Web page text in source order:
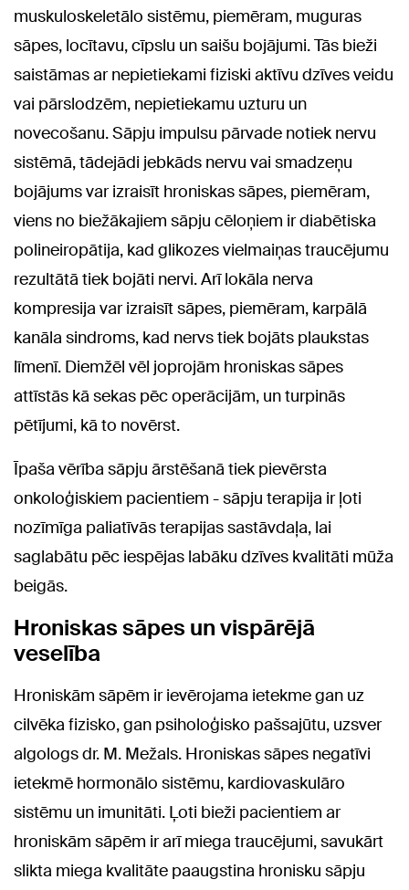
muskuloskeletālo sistēmu, piemēram, muguras
sāpes, locītavu, cīpslu un saišu bojājumi. Tās bieži
saistāmas ar nepietiekami fiziski aktīvu dzīves veidu
vai pārslodzēm, nepietiekamu uzturu un
novecošanu. Sāpju impulsu pārvade notiek nervu
sistēmā, tādejādi jebkāds nervu vai smadzeņu
bojājums var izraisīt hroniskas sāpes, piemēram,
viens no biežākajiem sāpju cēloņiem ir diabētiska
polineiropātija, kad glikozes vielmaiņas traucējumu
rezultātā tiek bojāti nervi. Arī lokāla nerva
kompresija var izraisīt sāpes, piemēram, karpālā
kanāla sindroms, kad nervs tiek bojāts plaukstas
līmenī. Diemžēl vēl joprojām hroniskas sāpes
attīstās kā sekas pēc operācijām, un turpinās
pētījumi, kā to novērst.
Īpaša vērība sāpju ārstēšanā tiek pievērsta
onkoloģiskiem pacientiem - sāpju terapija ir ļoti
nozīmīga paliatīvās terapijas sastāvdaļa, lai
saglabātu pēc iespējas labāku dzīves kvalitāti mūža
beigās.
Hroniskas sāpes un vispārējā
veselība
Hroniskām sāpēm ir ievērojama ietekme gan uz
cilvēka fizisko, gan psiholoģisko pašsajūtu, uzsver
algologs dr. M. Mežals. Hroniskas sāpes negatīvi
ietekmē hormonālo sistēmu, kardiovaskulāro
sistēmu un imunitāti. Ļoti bieži pacientiem ar
hroniskām sāpēm ir arī miega traucējumi, savukārt
slikta miega kvalitāte paaugstina hronisku sāpju